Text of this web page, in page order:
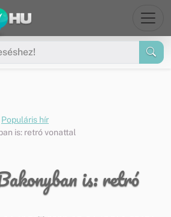
Populáris hír
is: retró vonattal
is: retró